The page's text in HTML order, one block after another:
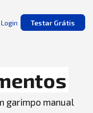
Testar Grátis
garimpo manual